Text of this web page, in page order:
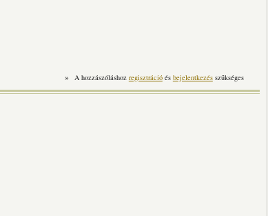
» A hozzászóláshoz regisztrációés bejelentkezésszükséges